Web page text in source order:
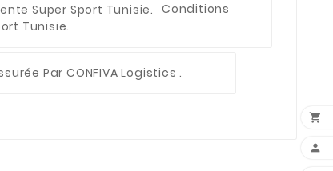
Conditions
Tunisie.
Par CONFIVA Logistics .

